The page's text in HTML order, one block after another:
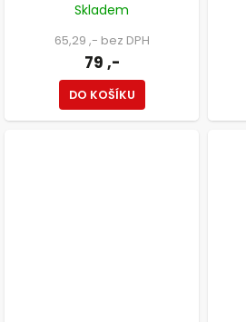
Skladem
65,29 ,- bez DPH
79 ,-
DO KOŠÍKU